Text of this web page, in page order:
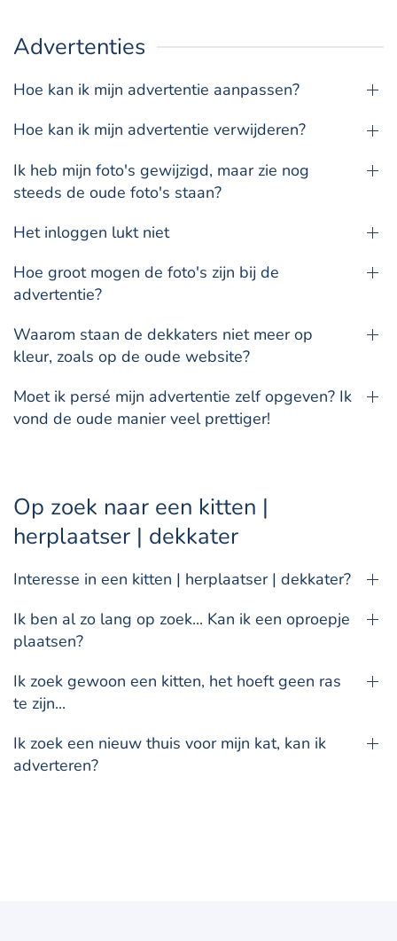
Advertenties
Hoe kan ik mijn advertentie aanpassen?
Hoe kan ik mijn advertentie verwijderen?
Ik heb mijn foto's gewijzigd, maar zie nog
steeds de oude foto's staan?
Het inloggen lukt niet
Hoe groot mogen de foto's zijn bij de
advertentie?
Waarom staan de dekkaters niet meer op
kleur, zoals op de oude website?
Moet ik persé mijn advertentie zelf opgeven? Ik
vond de oude manier veel prettiger!
Op zoek naar een kitten |
herplaatser | dekkater
Interesse in een kitten | herplaatser | dekkater?
Ik ben al zo lang op zoek... Kan ik een oproepje
plaatsen?
Ik zoek gewoon een kitten, het hoeft geen ras
te zijn...
Ik zoek een nieuw thuis voor mijn kat, kan ik
adverteren?